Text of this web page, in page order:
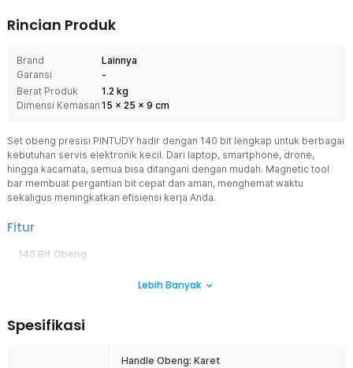
Rincian Produk
Brand
Lainnya
Garansi
-
Berat Produk
1.2 kg
Dimensi Kemasan 15 x 25 x 9 cm
Set obeng presisi PINTUDY hadir dengan 140 bit lengkap untuk berbagai
kebutuhan servis elektronik kecil. Dari laptop, smartphone, drone,
hingga kacamata, semua bisa ditangani dengan mudah. Magnetic tool
bar membuat pergantian bit cepat dan aman, menghemat waktu
sekaligus meningkatkan efisiensi kerja Anda.
Fitur
140 Bit Obeng
sangat kecil hingga menengah. Sangat praktis untuk beragam tugas
sudah mencakup kebutuhan untuk laptop, smartphone, drone,
fleksibilitas tinggi sekaligus menghemat waktu Anda.
Lebih Banyak
Spesifikasi
Handle Obeng: Karet